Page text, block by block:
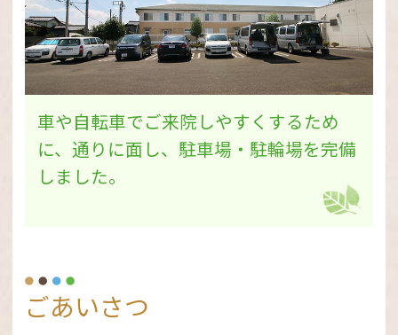
■オンライン資格確認でできること
①マイナンバーカードが健康保険証として
利用可能になります(健康保険証として利
用するためには、あらかじめマイナポータ
ルで利用申し込みをする必要があります。
但し、主保険の健康保険証のみとなりま
す)。
②薬剤情報や特定検診の情報が診察室で共
有できます。マイナンバーカードを利用
できます。
③限度額認定証の申請が不要になります。
車や自転車でご来院しやすくするため
に、通りに面し、駐車場・駐輪場を完備
しました。
ごあいさつ